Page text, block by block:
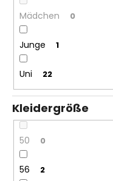
Mädchen 0
Junge 1
Uni 22
Kleidergröße
50 0
56 2